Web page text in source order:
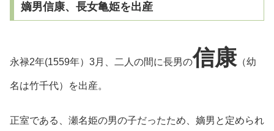
嫡男信康、長女亀姫を出産
永禄2年(1559年）3月、二人の間に長男の信康 （幼
名は竹千代）を出産。
正室である、瀬名姫の男の子だったため、嫡男と定められ